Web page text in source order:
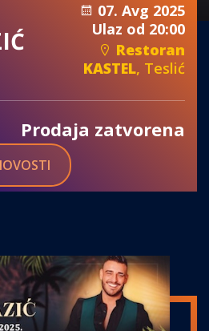
07. Avg 2025
Ulaz od 20:00
Restoran
KASTEL, Teslić
Prodaja zatvorena